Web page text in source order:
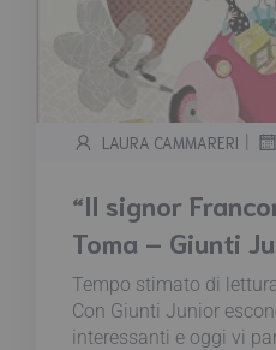
LAURA CAMMARERI |
“Il signor
Toma – Giunti
Tempo stimato di
Con Giunti Junior
interessanti e oggi vi